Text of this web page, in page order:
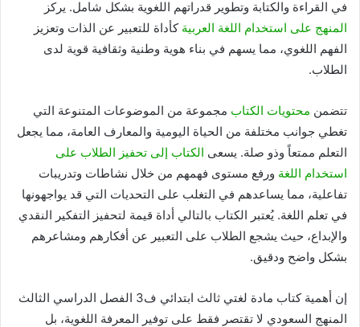
في القراءة والكتابة وتطوير قدراتهم اللغوية بشكل شامل. يركز
المنهج على استخدام اللغة العربية كأداة للتعبير عن الذات وتعزيز
الفهم اللغوي، مما يسهم في بناء هوية وطنية وثقافية قوية لدى
الطلاب.
تتضمن محتويات الكتاب مجموعة من الموضوعات المتنوعة التي
تغطي جوانب مختلفة من الحياة اليومية والمعارف العامة، مما يجعل
التعلم ممتعاً وذو صلة. يسعى الكتاب إلى تحفيز الطلاب على
استخدام اللغة ورفع مستوى فهمهم من خلال نشاطات وتدريبات
تفاعلية، مما يساعدهم في التغلب على التحديات التي قد يواجهونها
في تعلم اللغة. يُعتبر الكتاب بالتالي أداة قيمة لتحفيز التفكير النقدي
والإبداع، حيث يشجع الطلاب على التعبير عن أفكارهم ومشاعرهم
بشكل واضح ودقيق.
إن أهمية كتاب مادة لغتي ثالث ابتدائي ف3 الفصل الدراسي الثالث
المنهج السعودي لا تقتصر فقط على توفير المعرفة اللغوية، بل